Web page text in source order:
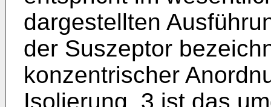
dargestellten
der Suszeptor
konzentrischer
Isolierung, 3 ist das